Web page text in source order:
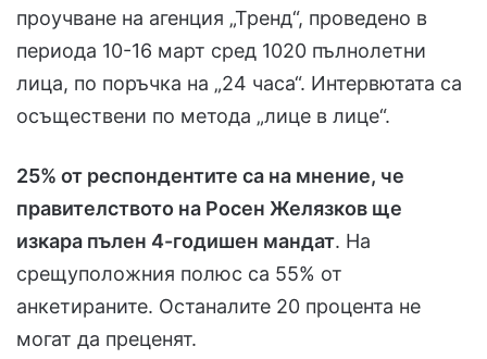
проучване на агенция „Тренд“, проведено в
периода 10-16 март сред 1020 пълнолетни
лица, по поръчка на „24 часа“. Интервютата са
осъществени по метода „лице в лице“.
25% от респондентите са на мнение, че
правителството на Росен Желязков ще
изкара пълен 4-годишен мандат. На
срещуположния полюс са 55% от
анкетираните. Останалите 20 процента не
могат да преценят.